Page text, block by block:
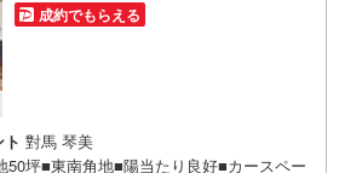
成約でもらえる
對馬 琴美
50坪■東南角地■陽当たり良好■カースペー